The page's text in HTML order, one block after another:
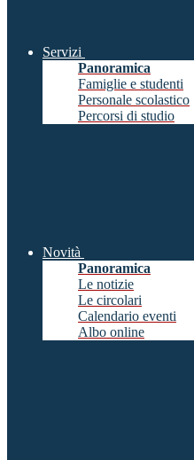
Servizi
Panoramica
Famiglie e studenti
Personale scolastico
Percorsi di studio
Novità
Panoramica
Le notizie
Le circolari
Calendario eventi
Albo online